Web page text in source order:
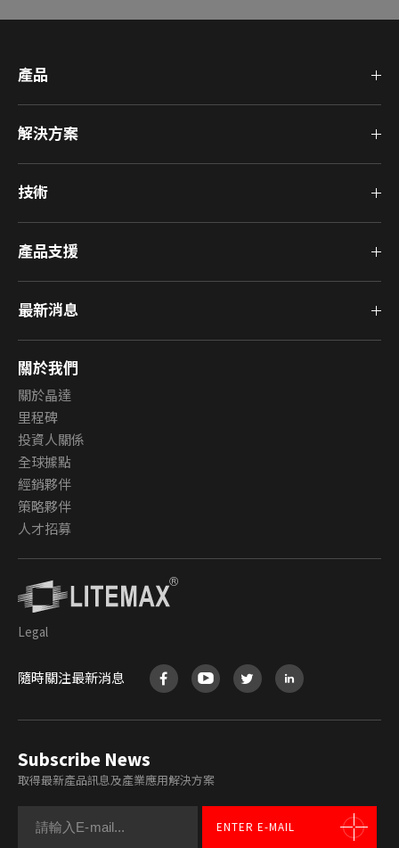
產品
解決方案
技術
產品支援
最新消息
關於我們
關於晶達
里程碑
投資人關係
全球據點
經銷夥伴
策略夥伴
人才招募
Legal
隨時關注最新消息
Subscribe News
取得最新產品訊息及產業應用解決方案
ENTER E-MAIL